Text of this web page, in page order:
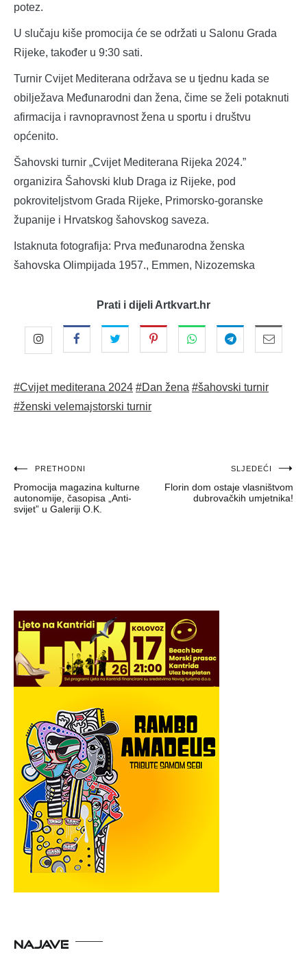
potez.
U slučaju kiše promocija će se održati u Salonu Grada
Rijeke, također u 9:30 sati.
Turnir Cvijet Mediterana održava se u tjednu kada se
obilježava Međunarodni dan žena, čime se želi potaknuti
afirmacija i ravnopravnost žena u sportu i društvu
općenito.
Šahovski turnir „Cvijet Mediterana Rijeka 2024.”
organizira Šahovski klub Draga iz Rijeke, pod
pokroviteljstvom Grada Rijeke, Primorsko-goranske
županije i Hrvatskog šahovskog saveza.
Istaknuta fotografija: Prva međunarodna ženska
šahovska Olimpijada 1957., Emmen, Nizozemska
Prati i dijeli Artkvart.hr
#Cvijet mediterana 2024 #Dan žena #šahovski turnir
#ženski velemajstorski turnir
Navigacija
objava
PRETHODNI
Promocija magazina kulturne
autonomije, časopisa „Anti-
svijet” u Galeriji O.K.
SLJEDEĆI
Florin dom ostaje vlasništvom
dubrovačkih umjetnika!
NAJAVE